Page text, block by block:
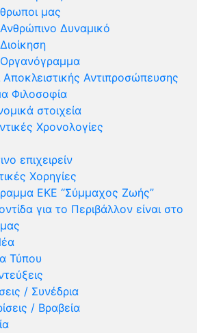
μας
Ανθρώπινο Δυναμικό
Διοίκηση
Οργανόγραμμα
Αποκλειστικής Αντιπροσώπευσης
Φιλοσοφία
στοιχεία
Χρονολογίες
επιχειρείν
Χορηγίες
ΕΚΕ “Σύμμαχος Ζωής”
για το Περιβάλλον είναι στο
Τύπου
/ Συνέδρια
/ Βραβεία